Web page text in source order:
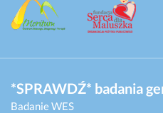
*SPRAWDŹ* badania
Badanie WES